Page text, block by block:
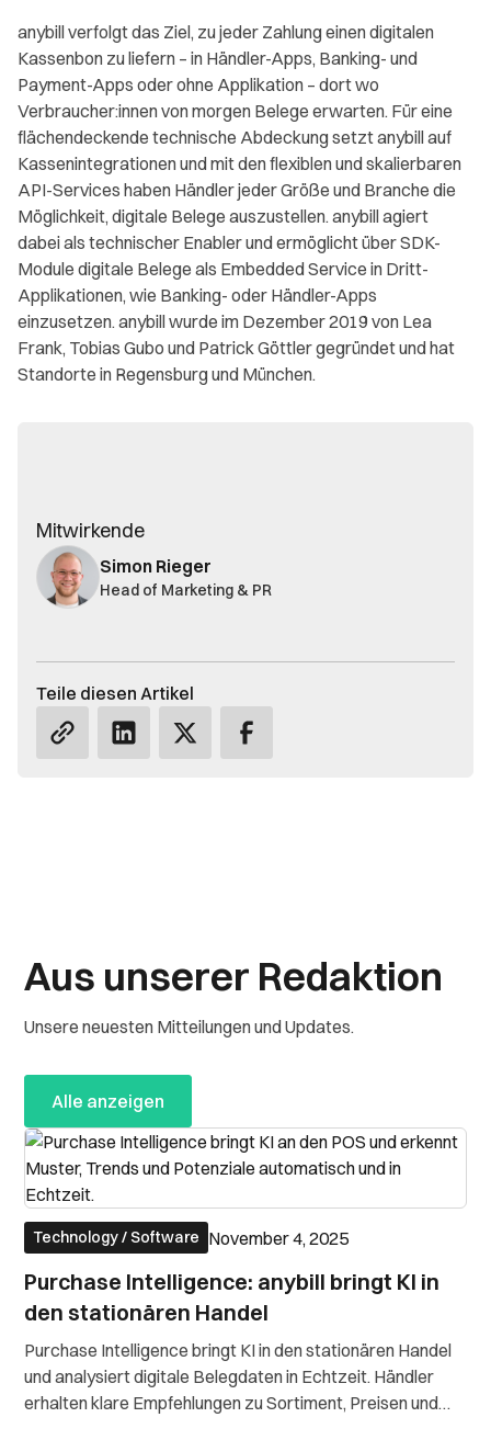
Mitwirkende
Simon Rieger
Head of Marketing & PR
Teile diesen Artikel
anybill verfolgt das Ziel, zu jeder Zahlung einen digitalen
Kassenbon zu liefern – in Händler-Apps, Banking- und
Payment-Apps oder ohne Applikation – dort wo
Verbraucher:innen von morgen Belege erwarten. Für eine
flächendeckende technische Abdeckung setzt anybill auf
Kassenintegrationen und mit den flexiblen und skalierbaren
API-Services haben Händler jeder Größe und Branche die
Möglichkeit, digitale Belege auszustellen. anybill agiert
dabei als technischer Enabler und ermöglicht über SDK-
Module digitale Belege als Embedded Service in Dritt-
Applikationen, wie Banking- oder Händler-Apps
einzusetzen. anybill wurde im Dezember 2019 von Lea
Frank, Tobias Gubo und Patrick Göttler gegründet und hat
Standorte in Regensburg und München.
Aus unserer Redaktion
Unsere neuesten Mitteilungen und Updates.
Alle anzeigen
Technology / Software November 4, 2025
Purchase Intelligence: anybill bringt KI in
den stationären Handel
Purchase Intelligence bringt KI in den stationären Handel
und analysiert digitale Belegdaten in Echtzeit. Händler
erhalten klare Empfehlungen zu Sortiment, Preisen und